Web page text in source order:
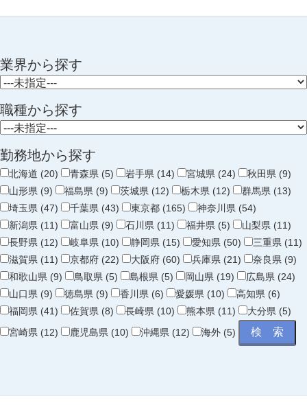
業界から探す
職種から探す
勤務地から探す
北海道 (20) 青森県 (5) 岩手県 (14) 宮城県 (24)
秋田県 (9)
山形県 (9)
福島県 (9) 茨城県 (12) 栃木県 (12)
群馬県 (13)
埼玉県 (47)
千葉県 (43) 東京都 (165)
神奈川県 (54)
新潟県 (11)
富山県 (9) 石川県 (11) 福井県 (5)
山梨県 (11)
長野県 (12)
岐阜県 (10) 静岡県 (15) 愛知県 (50)
三重県 (11)
滋賀県 (11)
京都府 (22) 大阪府 (60) 兵庫県 (21)
奈良県 (9)
和歌山県 (9)
鳥取県 (5) 島根県 (5) 岡山県 (19)
広島県 (24)
山口県 (9)
徳島県 (9) 香川県 (6) 愛媛県 (10)
高知県 (6)
福岡県 (41)
佐賀県 (8) 長崎県 (10) 熊本県 (11)
大分県 (5)
宮崎県 (12)
鹿児島県 (10) 沖縄県 (12) 海外 (5)